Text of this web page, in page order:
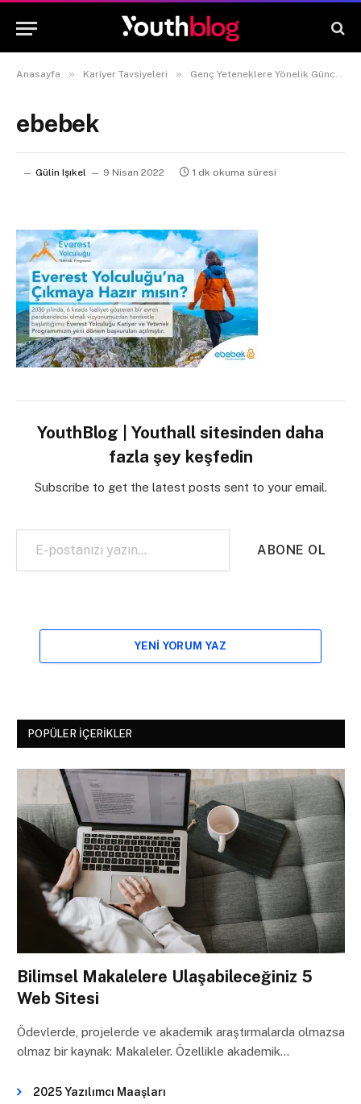
Anasayfa » Kariyer Tavsiyeleri » Genç Yeteneklere Yönelik Güncel Staj Ve Kariyer Fırsatları 2022
ebebek
Gülin Işıkel 9 Nisan 2022 1 dk okuma süresi
YouthBlog | Youthall sitesinden daha
fazla şey keşfedin
Subscribe to get the latest posts sent to your email.
E-postanızı yazın…
ABONE OL
YENI YORUM YAZ
POPÜLER İÇERIKLER
Bilimsel Makalelere Ulaşabileceğiniz 5
Web Sitesi
Ödevlerde, projelerde ve akademik araştırmalarda olmazsa
olmaz bir kaynak: Makaleler. Özellikle akademik…
2025 Yazılımcı Maaşları